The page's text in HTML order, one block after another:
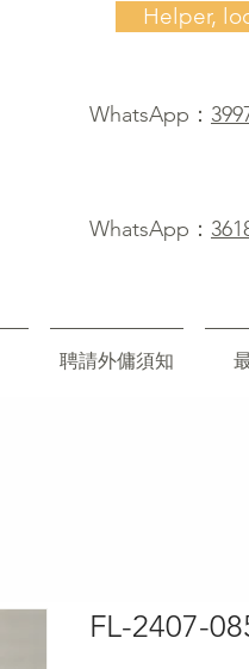
Helper,
WhatsApp：
WhatsApp：
聘請外傭須知
FL-2407-